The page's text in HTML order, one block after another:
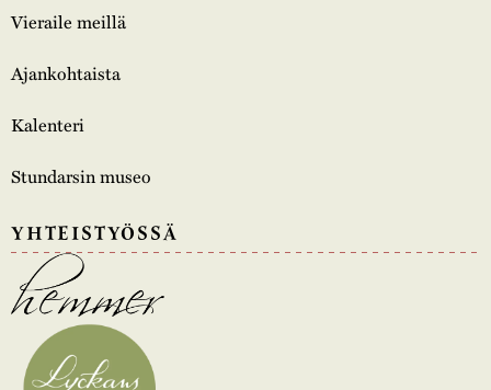
Vieraile meillä
Ajankohtaista
Kalenteri
Stundarsin museo
YHTEISTYÖSSÄ